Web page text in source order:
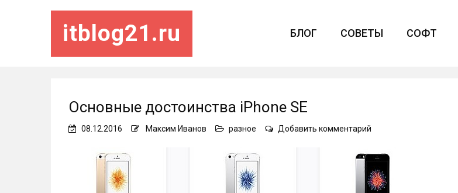
itblog21.ru БЛОГ СОВЕТЫ СОФТ
Основные достоинства iPhone SE
08.12.2016 Максим Иванов разное Добавить комментарий
достоинства
SE